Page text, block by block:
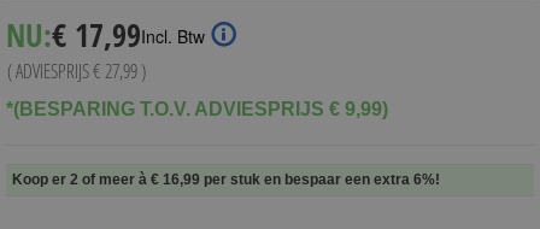
NU: Special
Price
€ 17,99Incl. Btw
( ADVIESPRIJS€ 27,99)
*(BESPARING T.O.V. ADVIESPRIJS € 9,99)
Koop er 2 of meer à € 16,99 per stuk en bespaar een extra 6%!